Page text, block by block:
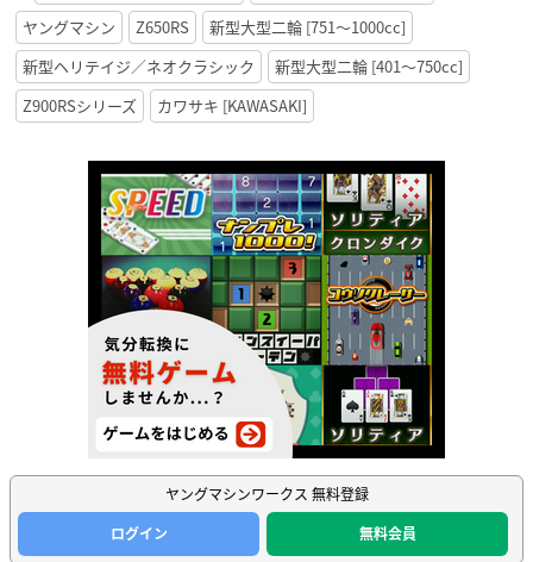
ヤングマシン
Z650RS
新型大型二輪 [751〜1000cc]
新型ヘリテイジ／ネオクラシック
新型大型二輪 [401〜750cc]
Z900RSシリーズ
カワサキ [KAWASAKI]
ヤングマシンワークス 無料登録
ログイン
無料会員